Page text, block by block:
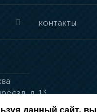
контакты
д. 13
41-83
данный сайт, вы